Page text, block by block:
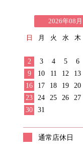
2026年08月
日 月 火 水 木
2
3 4 5 6
9
10 11 12 13
16
17 18 19 20
23
24 25 26 27
30
31
通常店休日